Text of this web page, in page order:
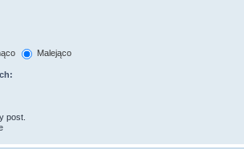
Malejąco
post.